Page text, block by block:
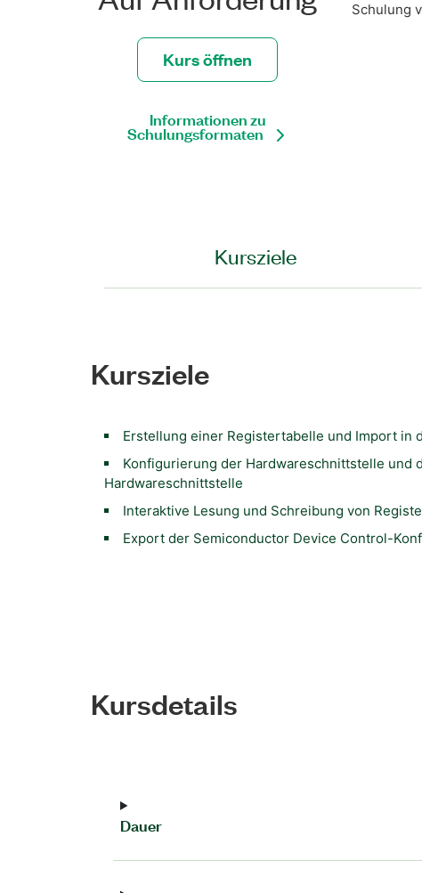
Kurs öffnen
Informationen zu
Schulungsformaten
Schulung
Kursziele
Kursziele
Erstellung einer Registertabelle und Import in
Konfigurierung der Hardwareschnittstelle und
Hardwareschnittstelle
Interaktive Lesung und Schreibung von
Export der Semiconductor Device Control-
Kursdetails
Dauer